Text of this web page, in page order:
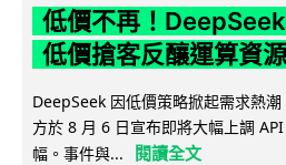
低價不再！
低價搶客反釀運算資
DeepSeek 因低價策略掀起需求熱
方於 8 月 6 日宣布即將大幅上調
幅。事件與...
閱讀全文